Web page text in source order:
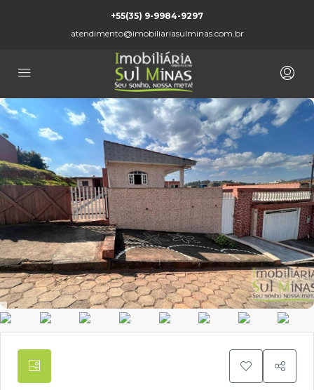
+55(35) 9-9984-9297
atendimento@imobiliariasulminas.com.br